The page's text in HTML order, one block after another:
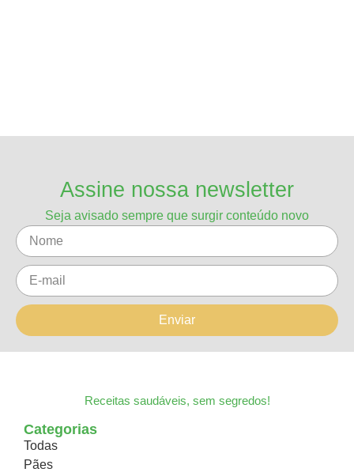
Assine nossa newsletter
Seja avisado sempre que surgir conteúdo novo
Enviar
Receitas saudáveis, sem segredos!
Categorias
Todas
Pães